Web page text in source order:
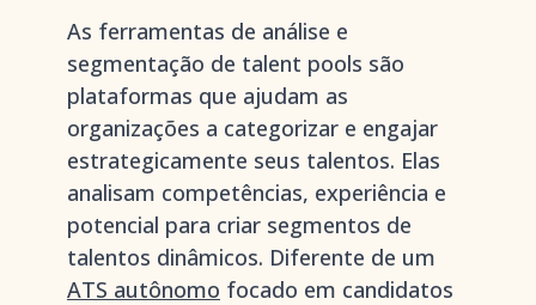
As ferramentas de análise e
segmentação de talent pools são
plataformas que ajudam as
organizações a categorizar e engajar
estrategicamente seus talentos. Elas
analisam competências, experiência e
potencial para criar segmentos de
talentos dinâmicos. Diferente de um
ATS autônomo focado em candidatos